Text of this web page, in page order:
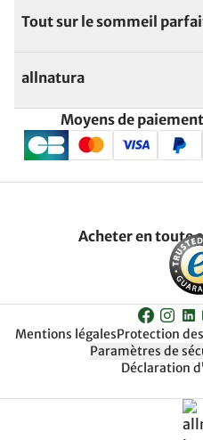
Tout sur le sommeil
allnatura
Moyens de
Acheter en toute
Mentions légalesProtection
Paramètres de
Déclaration